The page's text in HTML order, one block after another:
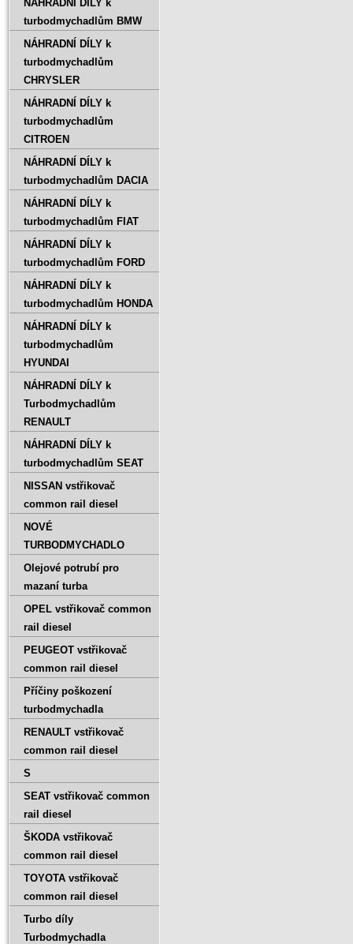
NÁHRADNÍ DÍLY k
turbodmychadlům BMW
NÁHRADNÍ DÍLY k
turbodmychadlům
CHRYSLER
NÁHRADNÍ DÍLY k
turbodmychadlům
CITROEN
NÁHRADNÍ DÍLY k
turbodmychadlům DACIA
NÁHRADNÍ DÍLY k
turbodmychadlům FIAT
NÁHRADNÍ DÍLY k
turbodmychadlům FORD
NÁHRADNÍ DÍLY k
turbodmychadlům HONDA
NÁHRADNÍ DÍLY k
turbodmychadlům
HYUNDAI
NÁHRADNÍ DÍLY k
Turbodmychadlům
RENAULT
NÁHRADNÍ DÍLY k
turbodmychadlům SEAT
NISSAN vstřikovač
common rail diesel
NOVÉ
TURBODMYCHADLO
Olejové potrubí pro
mazaní turba
OPEL vstřikovač common
rail diesel
PEUGEOT vstřikovač
common rail diesel
Příčiny poškození
turbodmychadla
RENAULT vstřikovač
common rail diesel
S
SEAT vstřikovač common
rail diesel
ŠKODA vstřikovač
common rail diesel
TOYOTA vstřikovač
common rail diesel
Turbo díly
Turbodmychadla